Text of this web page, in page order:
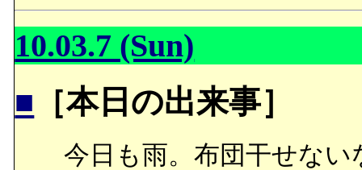
10.03.7 (Sun)
■ ［本日の出来事］
今日も雨。布団干せな